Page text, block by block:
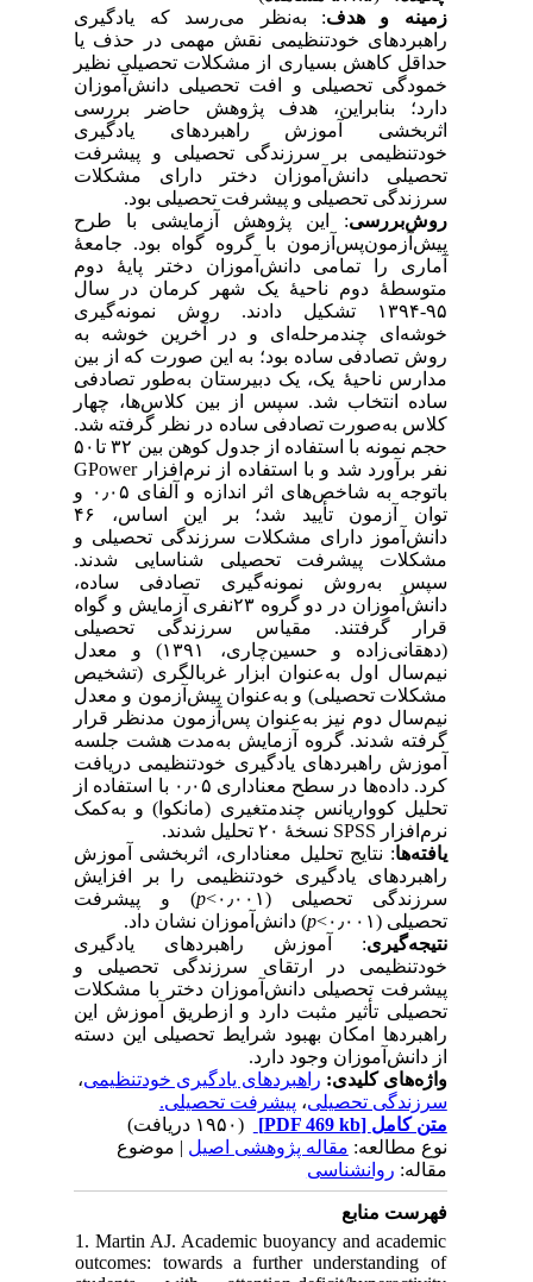
زمینه و هدف: به‌نظر می‌رسد که یادگیری
راهبردهای خودتنظیمی نقش مهمی در حذف یا
حداقل کاهش بسیاری از مشکلات تحصیلی نظیر
خمودگی تحصیلی و افت تحصیلی دانش‌آموزان
دارد؛ بنابراین، هدف پژوهش حاضر بررسی
اثربخشی آموزش راهبردهای یادگیری
خودتنظیمی بر سرزندگی تحصیلی و پیشرفت
تحصیلی دانش‌آموزان دختر دارای مشکلات
سرزندگی تحصیلی و پیشرفت تحصیلی بود.
روش‌بررسی: این پژوهش آزمایشی با طرح
پیش‌آزمون‌‌پس‌آزمون با گروه گواه بود. جامعهٔ
آماری را تمامی دانش‌آموزان دختر پایهٔ دوم
متوسطهٔ دوم ناحیهٔ یک شهر کرمان در سال
۹۵-۱۳۹۴ تشکیل دادند. روش نمونه‌گیری
خوشه‌ای چندمرحله‌ای و در آخرین خوشه به
روش تصادفی ساده بود؛ به این صورت که از بین
مدارس ناحیهٔ یک، یک ‌دبیرستان به‌طور تصادفی
ساده انتخاب شد. سپس از بین کلاس‌ها، چهار
کلاس به‌صورت تصادفی ساده در نظر گرفته شد.
حجم نمونه با استفاده از جدول کوهن بین ۳۲ تا۵۰
نفر برآورد شد و با استفاده از نرم‌افزار GPower
باتوجه به شاخص‌های اثر اندازه و آلفای ۰٫۰۵ و
توان آزمون تأیید شد؛ بر این اساس، ۴۶
دانش‌آموز دارای مشکلات سرزندگی تحصیلی و
مشکلات پیشرفت تحصیلی شناسایی شدند.
سپس به‌روش نمونه‌گیری تصادفی ساده،
دانش‌آموزان در دو گروه ۲۳نفری آزمایش و گواه
قرار گرفتند. مقیاس سرزندگی تحصیلی
(دهقانی‌زاده و حسین‌چاری، ۱۳۹۱) و معدل
نیم‌سال اول به‌عنوان ابزار غربالگری (تشخیص
مشکلات تحصیلی) و به‌عنوان پیش‌آزمون و معدل
نیم‌سال دوم نیز به‌عنوان پس‌آزمون مدنظر قرار
گرفته شدند. گروه آزمایش به‌مدت هشت جلسه
آموزش راهبردهای یادگیری خودتنظیمی دریافت
کرد. داده‌ها در سطح معناداری ۰٫۰۵ با استفاده از
تحلیل کوواریانس چندمتغیری (مانکوا) و به‌کمک
نرم‌افزار SPSS نسخهٔ ۲۰ تحلیل شدند.
یافته‌ها: نتایج تحلیل معناداری، اثربخشی آموزش
راهبردهای یادگیری خودتنظیمی را بر افزایش
سرزندگی تحصیلی (۰٫۰۰۱>
p) و پیشرفت
تحصیلی (۰٫۰۰۱>
p) دانش‌آموزان نشان داد.
نتیجه‌گیری: آموزش راهبردهای یادگیری
خودتنظیمی در ارتقای سرزندگی تحصیلی و
پیشرفت تحصیلی دانش‌آموزان دختر با مشکلات
تحصیلی تأثیر مثبت دارد و ازطریق آموزش این
راهبردها امکان بهبود شرایط تحصیلی این دسته
از دانش‌آموزان وجود دارد.
واژه‌های کلیدی:راهبردهای یادگیری خودتنظیمی،
سرزندگی تحصیلی،پیشرفت تحصیلی.
متن کامل[PDF 469 kb]
نوع مطالعه:مقاله پژوهشی اصیل| موضوع
مقاله:روانشناسی
فهرست منابع
1. Martin AJ. Academic buoyancy and academic
outcomes: towards a further understanding of